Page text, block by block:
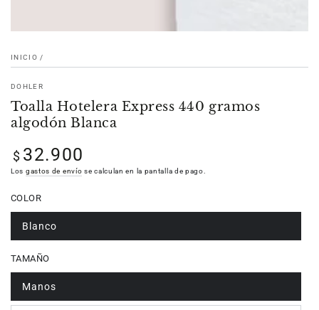
INICIO /
DOHLER
Toalla Hotelera Express 440 gramos
algodón Blanca
Precio
regular
$ 32.900
Los gastos de envío se calculan en la pantalla de pago.
COLOR
Blanco
TAMAÑO
Manos